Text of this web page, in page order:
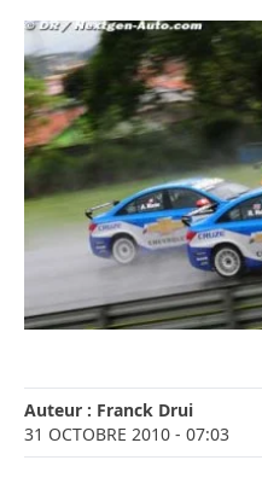
Auteur : Franck Drui
31 OCTOBRE 2010 - 07:03